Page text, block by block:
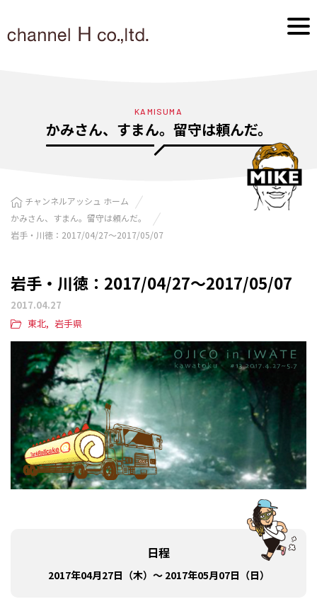
KAMISUMA
かみさん、すまん。留守は頼んだ。
チャンネルアッシュ ホーム
かみさん、すまん。留守は頼んだ。
岩手・川徳：2017/04/27〜2017/05/07
岩手・川徳：2017/04/27〜2017/05/07
2017.04.27
東北
岩手県
日程
2017年04月27日（木）～ 2017年05月07日（日）